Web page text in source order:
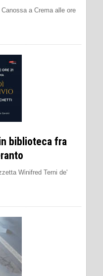
a Crema alle ore
biblioteca fra
Winifred Terni de'